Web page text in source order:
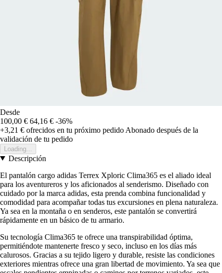
Desde
100,00 € 64,16 € -36%
+3,21 € ofrecidos en tu próximo pedido Abonado después de la
validación de tu pedido
Loading...
Descripción
El pantalón cargo adidas Terrex Xploric Clima365 es el aliado ideal
para los aventureros y los aficionados al senderismo. Diseñado con
cuidado por la marca adidas, esta prenda combina funcionalidad y
comodidad para acompañar todas tus excursiones en plena naturaleza.
Ya sea en la montaña o en senderos, este pantalón se convertirá
rápidamente en un básico de tu armario.
Su tecnología Clima365 te ofrece una transpirabilidad óptima,
permitiéndote mantenerte fresco y seco, incluso en los días más
calurosos. Gracias a su tejido ligero y durable, resiste las condiciones
exteriores mientras ofrece una gran libertad de movimiento. Ya sea que